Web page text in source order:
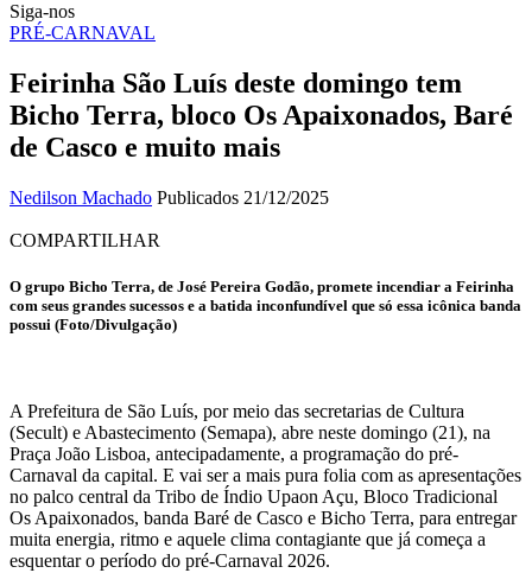
Siga-nos
PRÉ-CARNAVAL
Feirinha São Luís deste domingo tem
Bicho Terra, bloco Os Apaixonados, Baré
de Casco e muito mais
Nedilson Machado Publicados 21/12/2025
COMPARTILHAR
O grupo Bicho Terra, de José Pereira Godão, promete incendiar a Feirinha
com seus grandes sucessos e a batida inconfundível que só essa icônica banda
possui (Foto/Divulgação)
A Prefeitura de São Luís, por meio das secretarias de Cultura
(Secult) e Abastecimento (Semapa), abre neste domingo (21), na
Praça João Lisboa, antecipadamente, a programação do pré-
Carnaval da capital. E vai ser a mais pura folia com as apresentações
no palco central da Tribo de Índio Upaon Açu, Bloco Tradicional
Os Apaixonados, banda Baré de Casco e Bicho Terra, para entregar
muita energia, ritmo e aquele clima contagiante que já começa a
esquentar o período do pré-Carnaval 2026.